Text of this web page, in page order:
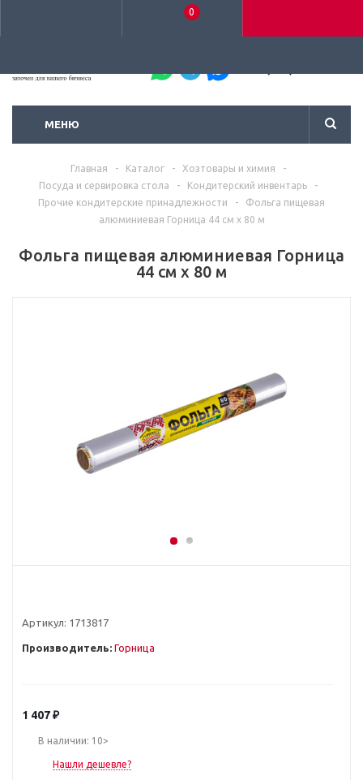
0
МЕНЮ
Главная - Каталог - Хозтовары и химия
-
Посуда и сервировка стола
- Кондитерский инвентарь
-
Прочие кондитерские принадлежности
-
Фольга пищевая
алюминиевая Горница 44 см х 80 м
Фольга пищевая алюминиевая Горница
44 см х 80 м
Артикул: 1713817
Производитель: Горница
1 407₽
В наличии: 10>
Нашли дешевле?